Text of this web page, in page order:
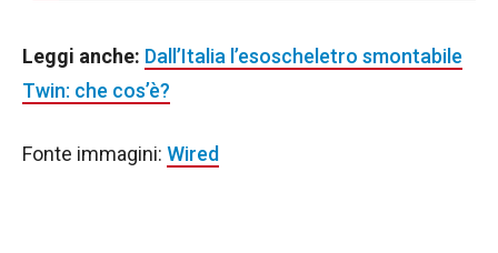
Leggi anche: Dall’Italia l’esoscheletro smontabile
Twin: che cos’è?
Fonte immagini: Wired